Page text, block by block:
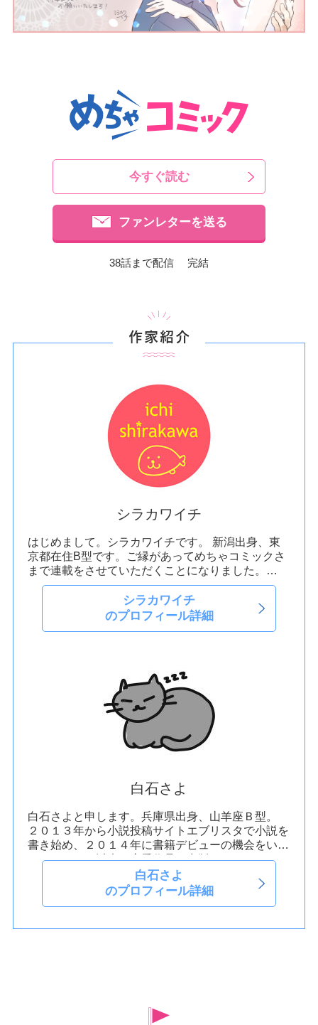
今すぐ読む
ファンレターを送る
38話まで配信 完結
シラカワイチ
はじめまして。シラカワイチです。
新潟出身、東
京都在住B型です。ご縁があってめちゃコミックさ
まで連載をさせていただくことになりました。
日々犬達とテンパりつつのんきに過ごしています。
何卒よろしくお願い致します。
シラカワイチ
のプロフィール詳細
白石さよ
白石さよと申します。兵庫県出身、山羊座Ｂ型。
２０１３年から小説投稿サイトエブリスタで小説を
書き始め、２０１４年に書籍デビューの機会をいた
だきました。以来、恋愛作品を出版しています。
白石さよ
のプロフィール詳細